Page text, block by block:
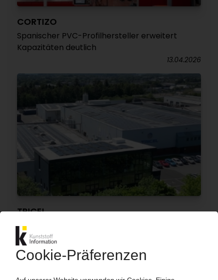
CORTIZO
Spanischer PVC-Profilhersteller erweitert
Kapazitäten deutlich
13.04.2026
TRICEL
Irischer Composites-Distributeur erwirbt
britische Matrix Composite Materials / Vierter
Zukauf in vier Jahren